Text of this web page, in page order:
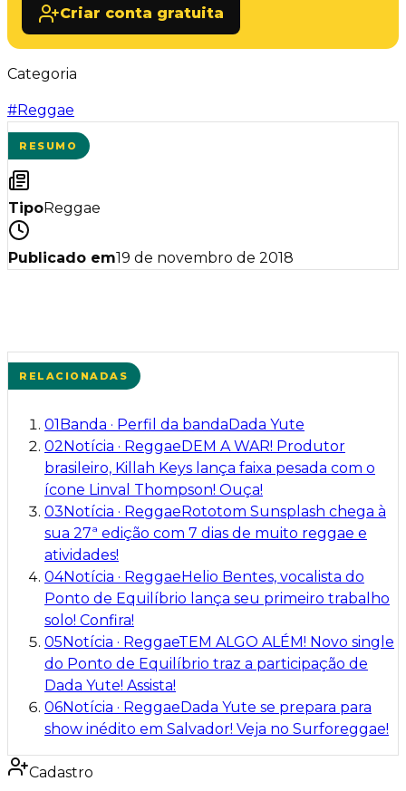
Criar conta gratuita
Categoria
#Reggae
RESUMO
TipoReggae
Publicado em19 de novembro de 2018
RELACIONADAS
01 Banda · Perfil da banda Dada Yute
02 Notícia · Reggae DEM A WAR! Produtor
brasileiro, Killah Keys lança faixa pesada com o
ícone Linval Thompson! Ouça!
03 Notícia · Reggae Rototom Sunsplash chega à
sua 27ª edição com 7 dias de muito reggae e
atividades!
04Notícia · Reggae Helio Bentes, vocalista do
Ponto de Equilíbrio lança seu primeiro trabalho
solo! Confira!
05 Notícia · ReggaeTEM ALGO ALÉM! Novo single
do Ponto de Equilíbrio traz a participação de
Dada Yute! Assista!
06Notícia · Reggae Dada Yute se prepara para
show inédito em Salvador! Veja no Surforeggae!
Cadastro